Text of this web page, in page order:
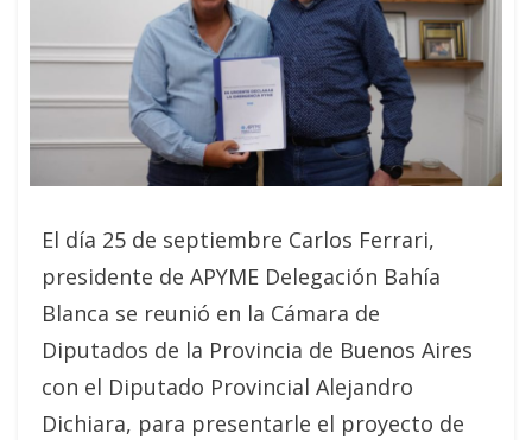
El día 25 de septiembre Carlos Ferrari,
presidente de APYME Delegación Bahía
Blanca se reunió en la Cámara de
Diputados de la Provincia de Buenos Aires
con el Diputado Provincial Alejandro
Dichiara, para presentarle el proyecto de